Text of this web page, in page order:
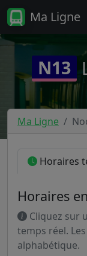
Ma Ligne
N13
Ma Ligne
Horaires
Horaires
Cliquez sur
temps réel.
alphabétique.